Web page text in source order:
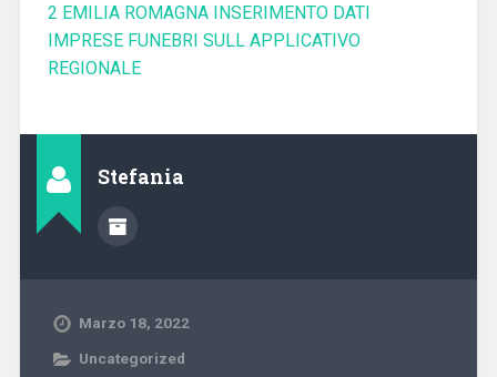
2 EMILIA ROMAGNA INSERIMENTO DATI
IMPRESE FUNEBRI SULL APPLICATIVO
REGIONALE
Stefania
Marzo 18, 2022
Uncategorized